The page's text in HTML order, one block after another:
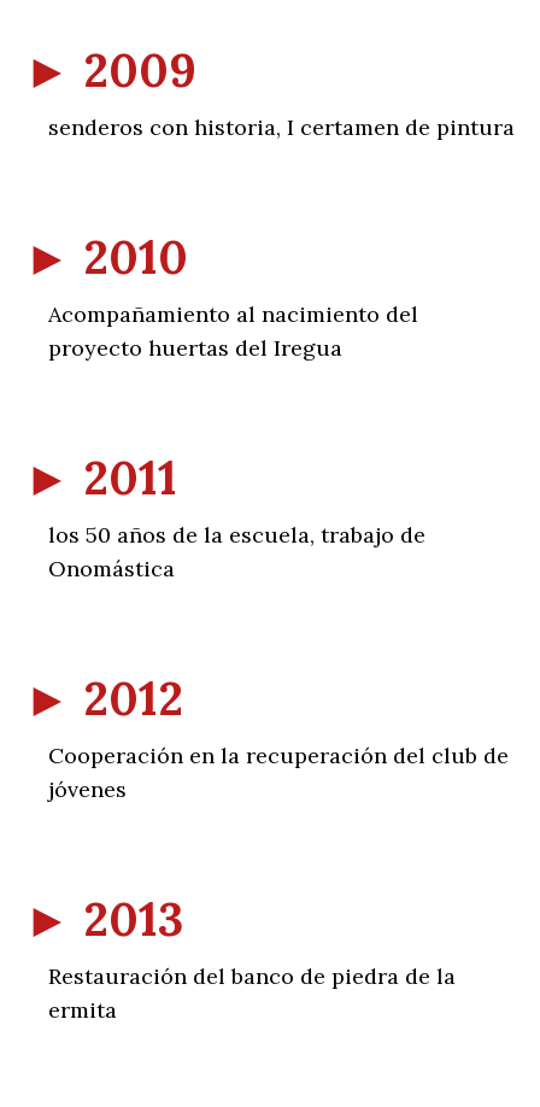
► 2009
senderos con historia, I certamen de pintura
► 2010
Acompañamiento al nacimiento del
proyecto huertas del Iregua
► 2011
los 50 años de la escuela, trabajo de
Onomástica
► 2012
Cooperación en la recuperación del club de
jóvenes
► 2013
Restauración del banco de piedra de la
ermita